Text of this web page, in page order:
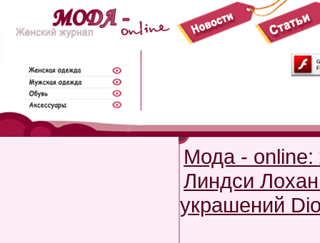
Мода - online:
Линдси
украшений